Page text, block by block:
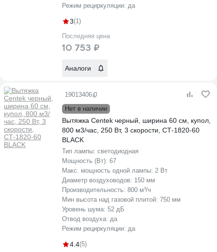
Режим рециркуляции: да
3(1)
Последняя цена
10 753 ₽
Аналоги
19013406
Нет в наличии
Вытяжка Centek черный, ширина 60 см, купол,
800 м3/час, 250 Вт, 3 скорости, СТ-1820-60
BLACK
Тип лампы: светодиодная
Мощность (Вт): 67
Макс. мощность одной лампы: 2 Вт
Диаметр воздуховодов: 150 мм
Производительность: 800 м³/ч
Мин высота над газовой плитой: 750 мм
Уровень шума: 52 дБ
Отвод воздуха: да
Режим рециркуляции: да
4.4(5)